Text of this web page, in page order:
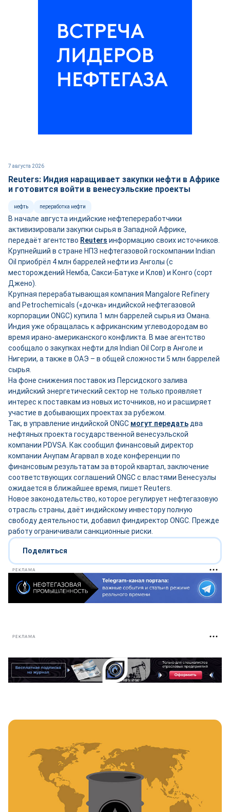
7 августа 2026
Reuters: Индия наращивает закупки нефти в Африке
и готовится войти в венесуэльские проекты
нефть переработка нефти
В начале августа индийские нефтепереработчики
активизировали закупки сырья в Западной Африке,
передаёт агентство Reuters информацию своих источников.
Крупнейший в стране НПЗ нефтегазовой госкомпании Indian
Oil приобрёл 4 млн баррелей нефти из Анголы (с
месторождений Немба, Сакси-Батуке и Клов) и Конго (сорт
Джено).
Крупная перерабатывающая компания Mangalore Refinery
and Petrochemicals («дочка» индийской нефтегазовой
корпорации ONGC) купила 1 млн баррелей сырья из Омана.
Индия уже обращалась к африканским углеводородам во
время ирано-американского конфликта. В мае агентство
сообщало о закупках нефти для Indian Oil Corp в Анголе и
Нигерии, а также в ОАЭ – в общей сложности 5 млн баррелей
сырья.
На фоне снижения поставок из Персидского залива
индийский энергетический сектор не только проявляет
интерес к поставкам из новых источников, но и расширяет
участие в добывающих проектах за рубежом.
Так, в управление индийской ONGC могут передать два
нефтяных проекта государственной венесуэльской
компании PDVSA. Как сообщил финансовый директор
компании Анупам Агарвал в ходе конференции по
финансовым результатам за второй квартал, заключение
соответствующих соглашений ONGC с властями Венесуэлы
ожидается в ближайшее время, пишет Reuters.
Новое законодательство, которое регулирует нефтегазовую
отрасль страны, даёт индийскому инвестору полную
свободу деятельности, добавил финдиректор ONGC. Прежде
работу ограничивали санкционные риски.
Поделиться
РЕКЛАМА
РЕКЛАМА